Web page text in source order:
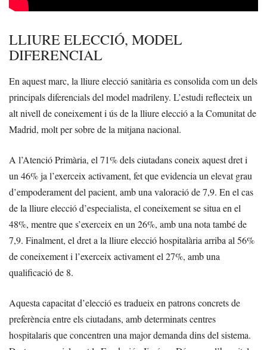
LLIURE ELECCIÓ, MODEL
DIFERENCIAL
En aquest marc, la lliure elecció sanitària es consolida com un dels
principals diferencials del model madrileny. L’estudi reflecteix un
alt nivell de coneixement i ús de la lliure elecció a la Comunitat de
Madrid, molt per sobre de la mitjana nacional.
A l’Atenció Primària, el 71% dels ciutadans coneix aquest dret i
un 46% ja l’exerceix activament, fet que evidencia un elevat grau
d’empoderament del pacient, amb una valoració de 7,9. En el cas
de la lliure elecció d’especialista, el coneixement se situa en el
48%, mentre que s’exerceix en un 26%, amb una nota també de
7,9. Finalment, el dret a la lliure elecció hospitalària arriba al 56%
de coneixement i l’exerceix activament el 27%, amb una
qualificació de 8.
Aquesta capacitat d’elecció es tradueix en patrons concrets de
preferència entre els ciutadans, amb determinats centres
hospitalaris que concentren una major demanda dins del sistema.